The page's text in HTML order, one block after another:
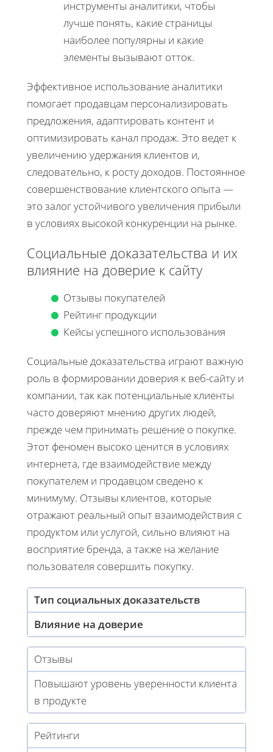
инструменты аналитики, чтобы
лучше понять, какие страницы
наиболее популярны и какие
элементы вызывают отток.
Эффективное использование аналитики
помогает продавцам персонализировать
предложения, адаптировать контент и
оптимизировать канал продаж. Это ведет к
увеличению удержания клиентов и,
следовательно, к росту доходов. Постоянное
совершенствование клиентского опыта —
это залог устойчивого увеличения прибыли
в условиях высокой конкуренции на рынке.
Социальные доказательства и их
влияние на доверие к сайту
Отзывы покупателей
Рейтинг продукции
Кейсы успешного использования
Социальные доказательства играют важную
роль в формировании доверия к веб-сайту и
компании, так как потенциальные клиенты
часто доверяют мнению других людей,
прежде чем принимать решение о покупке.
Этот феномен высоко ценится в условиях
интернета, где взаимодействие между
покупателем и продавцом сведено к
минимуму. Отзывы клиентов, которые
отражают реальный опыт взаимодействия с
продуктом или услугой, сильно влияют на
восприятие бренда, а также на желание
пользователя совершить покупку.
Тип социальных доказательств
Влияние на доверие
Отзывы
Повышают уровень уверенности клиента
в продукте
Рейтинги